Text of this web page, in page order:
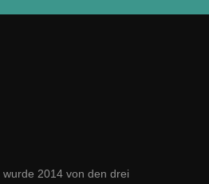
2014 von den drei